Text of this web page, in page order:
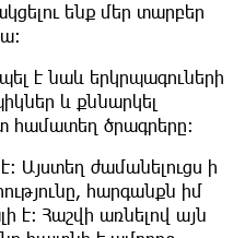
ենք մեր տարբեր
է նաև երկրպագուների
և քննարկել
համատեղ ծրագրերը:
Այստեղ ժամանելուցս ի
հարգանքն իմ
է։ Հաշվի առնելով այն